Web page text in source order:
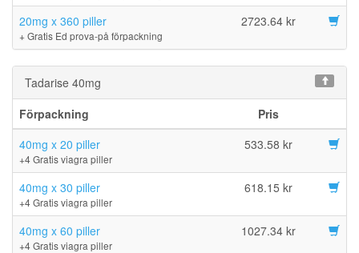
20mg x 360 piller
+ Gratis Ed prova-på förpackning
2723.64 kr
Tadarise 40mg
Förpackning
Pris
40mg x 20 piller
+4 Gratis viagra piller
533.58 kr
40mg x 30 piller
+4 Gratis viagra piller
618.15 kr
40mg x 60 piller
+4 Gratis viagra piller
1027.34 kr